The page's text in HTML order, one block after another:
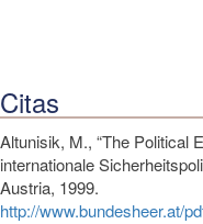
Citas
Altunisik, M., “The Political
internationale
Austria, 1999.
http://www.bundesheer.at/